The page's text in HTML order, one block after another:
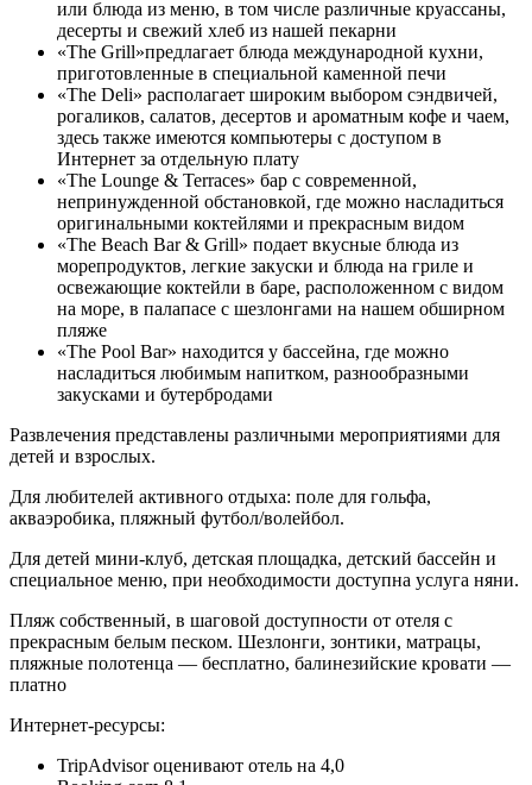
или блюда из меню, в том числе различные круассаны,
десерты и свежий хлеб из нашей пекарни
«The Grill»предлагает блюда международной кухни,
приготовленные в специальной каменной печи
«The Deli» располагает широким выбором сэндвичей,
рогаликов, салатов, десертов и ароматным кофе и чаем,
здесь также имеются компьютеры с доступом в
Интернет за отдельную плату
«The Lounge & Terraces» бар с современной,
непринужденной обстановкой, где можно насладиться
оригинальными коктейлями и прекрасным видом
«The Beach Bar & Grill» подает вкусные блюда из
морепродуктов, легкие закуски и блюда на гриле и
освежающие коктейли в баре, расположенном с видом
на море, в палапасе с шезлонгами на нашем обширном
пляже
«The Pool Bar» находится у бассейна, где можно
насладиться любимым напитком, разнообразными
закусками и бутербродами
Развлечения представлены различными мероприятиями для
детей и взрослых.
Для любителей активного отдыха: поле для гольфа,
акваэробика, пляжный футбол/волейбол.
Для детей мини-клуб, детская площадка, детский бассейн и
специальное меню, при необходимости доступна услуга няни.
Пляж собственный, в шаговой доступности от отеля с
прекрасным белым песком. Шезлонги, зонтики, матрацы,
пляжные полотенца — бесплатно, балинезийские кровати —
платно
Интернет-ресурсы:
TripAdvisor оценивают отель на 4,0